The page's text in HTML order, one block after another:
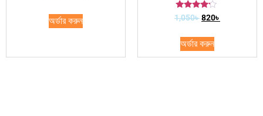
অর্ডার করুন
Rated
4.00
1,050৳820৳
অর্ডার করুন